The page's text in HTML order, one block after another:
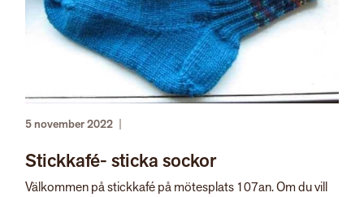
5 november 2022 |
Stickkafé- sticka sockor
Välkommen på stickkafé på mötesplats 107an. Om du vill